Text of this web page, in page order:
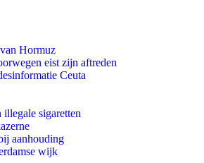
Hormuz
eist zijn aftreden
Ceuta
sigaretten
aanhouding
wijk